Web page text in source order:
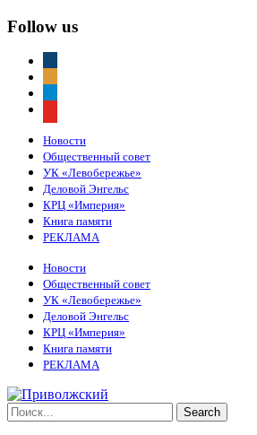
Follow us
Новости
Общественный совет
УК «Левобережье»
Деловой Энгельс
КРЦ «Империя»
Книга памяти
РЕКЛАМА
Новости
Общественный совет
УК «Левобережье»
Деловой Энгельс
КРЦ «Империя»
Книга памяти
РЕКЛАМА